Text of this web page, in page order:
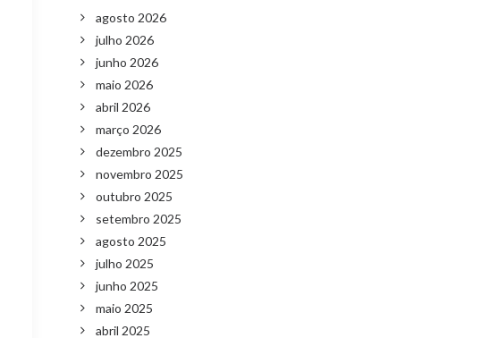
agosto 2026
julho 2026
junho 2026
maio 2026
abril 2026
março 2026
dezembro 2025
novembro 2025
outubro 2025
setembro 2025
agosto 2025
julho 2025
junho 2025
maio 2025
abril 2025